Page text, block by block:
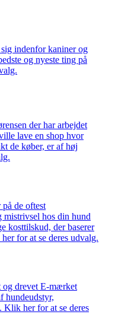
indenfor kaniner og
og nyeste ting på
der har arbejdet
lave en shop hvor
de køber, er af høj
de oftest
mistrivsel hos din hund
kosttilskud, der baserer
for at se deres udvalg.
og drevet E-mærket
hundeudstyr,
her for at se deres